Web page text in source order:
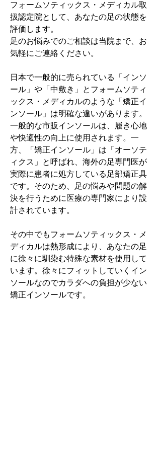
フォームソティックス・メディカル取
扱認定院として、あなたの足の状態を
評価します。
足のお悩みでのご相談は当院まで、お
気軽にご連絡ください。
日本で一般的に売られている「インソ
ール」や「中敷き」とフォームソティ
ックス・メディカルのような「矯正イ
ンソール」は明確な違いがあります。
一般的な市販インソールは、履き心地
や快適性の向上に使用されます。一
方、「矯正インソール」は「オーソテ
ィクス」と呼ばれ、海外の足専門医が
実際に患者に処方している足部矯正具
です。そのため、足の悩みや問題の解
決を行うために医療の専門家により設
計されています。
その中でもフォームソティックス・メ
ディカルは熱形成により、あなたの足
に徐々に馴染む特殊な素材を使用して
います。徐々にフィットしていくイン
ソールなのでカラダへの負担が少ない
矯正インソールです。